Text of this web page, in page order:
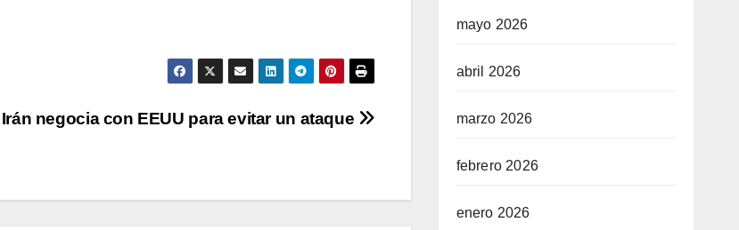
Irán negocia con EEUU para evitar un ataque
mayo 2026
abril 2026
marzo 2026
febrero 2026
enero 2026